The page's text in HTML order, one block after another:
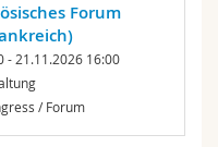
Forum
- 21.11.2026 16:00
/ Forum